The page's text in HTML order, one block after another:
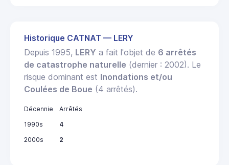
Historique CATNAT — LERY
Depuis 1995, LERY a fait l'objet de 6 arrêtés
de catastrophe naturelle (dernier : 2002). Le
risque dominant est Inondations et/ou
Coulées de Boue (4 arrêtés).
Décennie
Arrêtés
1990s
4
2000s
2